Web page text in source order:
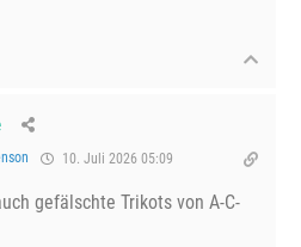
10. Juli 2026 05:09
gefälschte Trikots von A-C-